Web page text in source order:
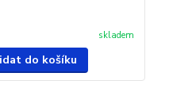
skladem
do košíku